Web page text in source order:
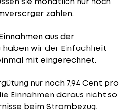
zahlen.
aus der
haben wir der Einfachheit
mit eingerechnet.
nur noch 7,94 Cent pro
Einnahmen daraus nicht so
beim Strombezug.